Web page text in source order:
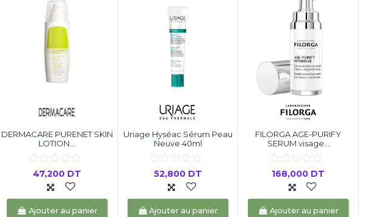
DERMACARE PURENET SKIN
LOTION...
47,200 DT
Ajouter au panier
Uriage Hyséac Sérum Peau
Neuve 40ml
52,800 DT
Ajouter au panier
FILORGA AGE-PURIFY
SERUM visage...
168,000 DT
Ajouter au panier